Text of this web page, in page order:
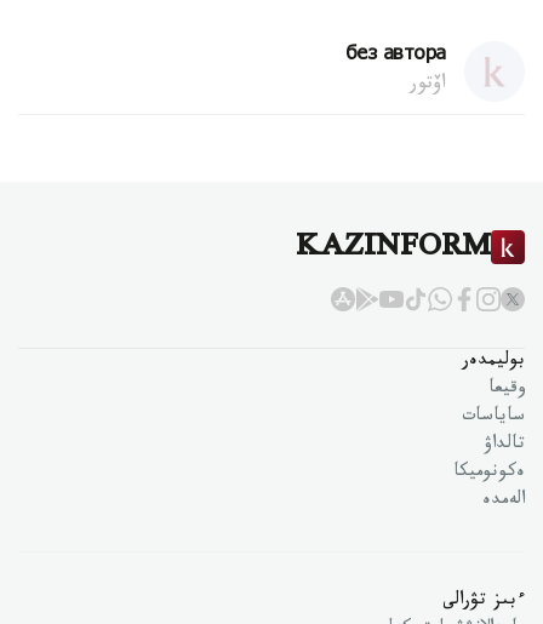
без автора
اۆتور
KAZINFORM
بوليمدەر
وقيعا
ساياسات
تالداۋ
ەكونوميكا
الەمدە
ءبىز تۋرالى